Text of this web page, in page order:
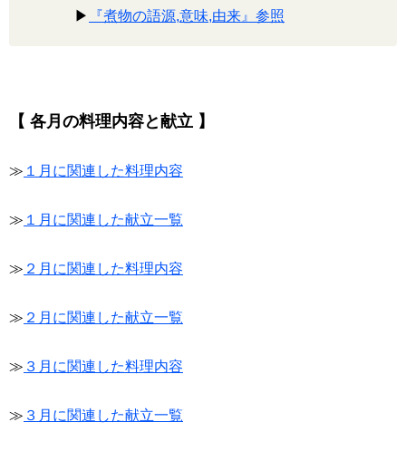
▶
『煮物の語源,意味,由来』参照
【 各月の料理内容と献立 】
≫ １月に関連した料理内容
≫ １月に関連した献立一覧
≫ ２月に関連した料理内容
≫ ２月に関連した献立一覧
≫ ３月に関連した料理内容
≫ ３月に関連した献立一覧